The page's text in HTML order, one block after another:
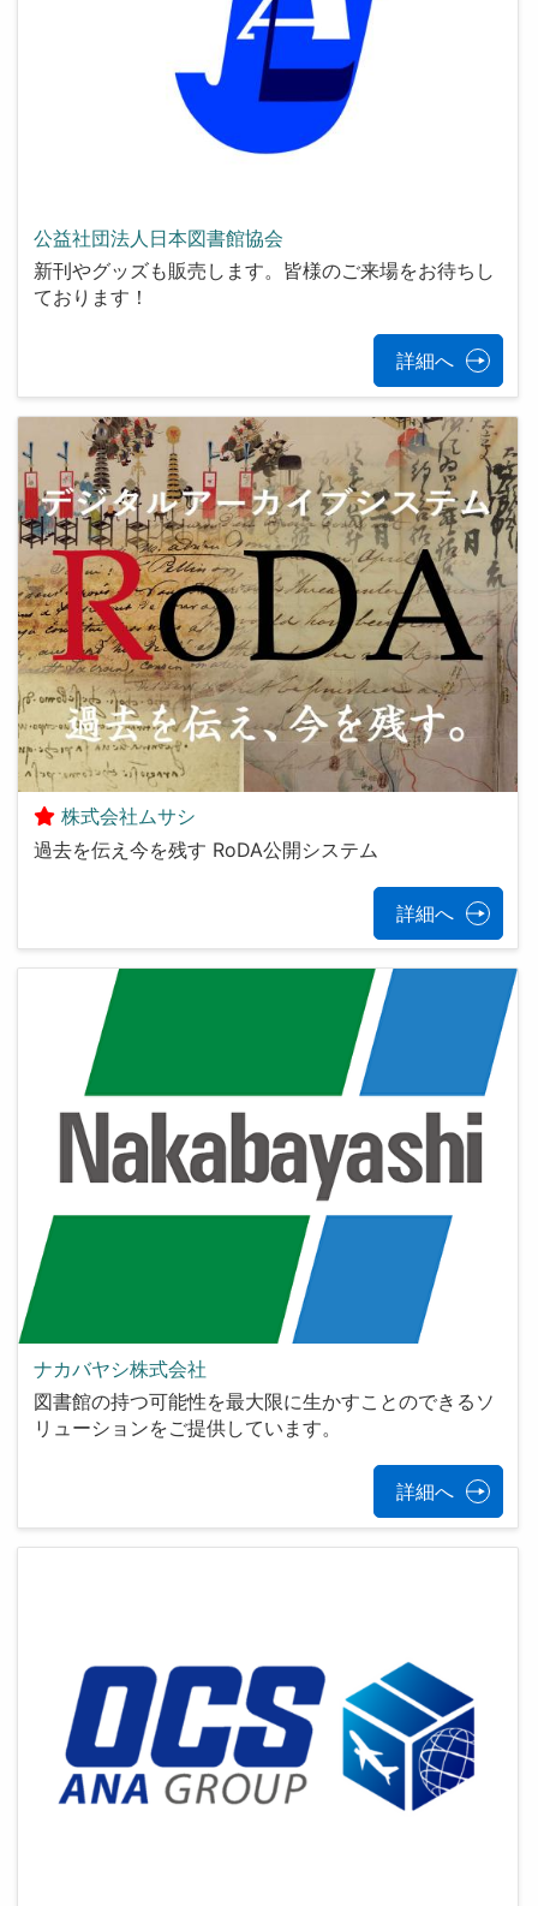
公益社団法人日本図書館協会
新刊やグッズも販売します。皆様のご来場をお待ちし
ております！
詳細へ
株式会社ムサシ
過去を伝え今を残す RoDA公開システム
詳細へ
ナカバヤシ株式会社
図書館の持つ可能性を最大限に生かすことのできるソ
リューションをご提供しています。
詳細へ